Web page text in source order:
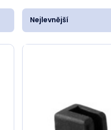
Nejlevnější